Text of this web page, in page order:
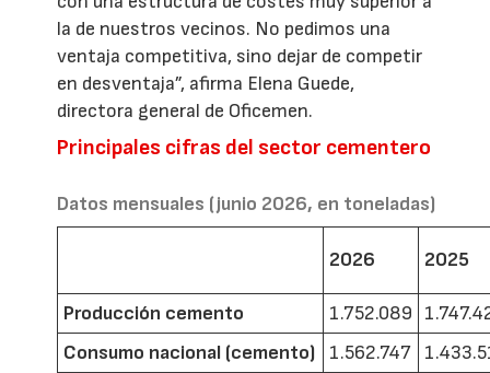
la de nuestros vecinos. No pedimos una
ventaja competitiva, sino dejar de competir
en desventaja”, afirma Elena Guede,
directora general de Oficemen.
Principales cifras del sector cementero
Datos mensuales (junio 2026, en toneladas)
2026 2025
Producción cemento 1.752.089
Consumo nacional (cemento)
1.562.747